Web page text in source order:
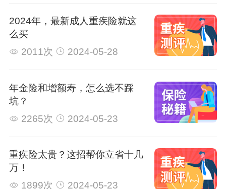
2024年，最新成人重疾险就这
么买
2011次
2024-05-28
年金险和增额寿，怎么选不踩
坑？
2265次
2024-05-23
重疾险太贵？这招帮你立省十几
万！
1899次
2024-05-23